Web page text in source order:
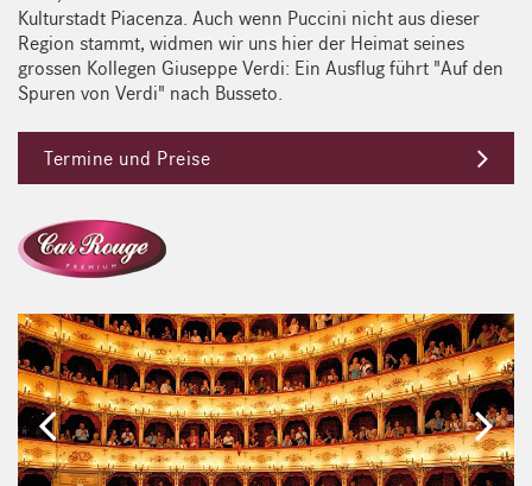
Kulturstadt Piacenza. Auch wenn Puccini nicht aus dieser
Region stammt, widmen wir uns hier der Heimat seines
grossen Kollegen Giuseppe Verdi: Ein Ausflug führt "Auf den
Spuren von Verdi" nach Busseto.
Termine und Preise